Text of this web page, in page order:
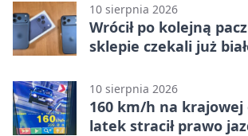
10 sierpnia 2026
Wrócił po kolejną
sklepie czekali już
10 sierpnia 2026
160 km/h na krajowej
latek stracił prawo